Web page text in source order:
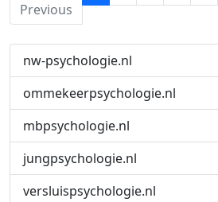
Previous
nw-psychologie.nl
ommekeerpsychologie.nl
mbpsychologie.nl
jungpsychologie.nl
versluispsychologie.nl